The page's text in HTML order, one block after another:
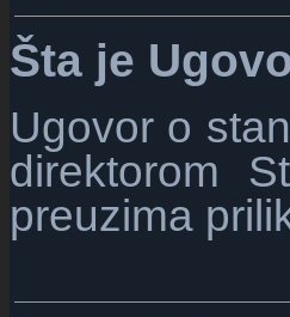
Šta je
Ugovor o
direktorom
preuzima